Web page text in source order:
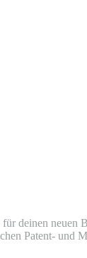
deinen neuen
Patent- und